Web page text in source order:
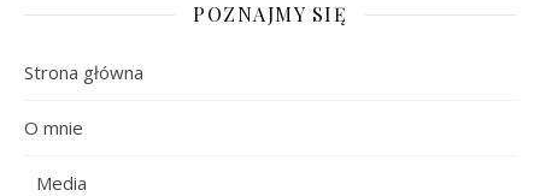
POZNAJMY SIĘ
Strona główna
O mnie
Media